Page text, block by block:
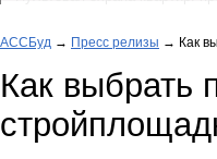
АССБуд → Пресс релизы → Как
Как выбрать